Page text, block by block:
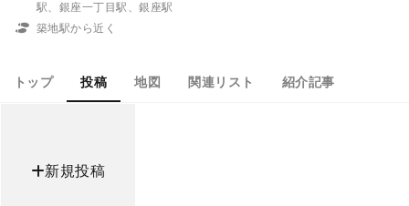
駅、銀座一丁目駅、銀座駅
築地駅から近く
トップ 投稿 地図 関連リスト 紹介記事
新規投稿